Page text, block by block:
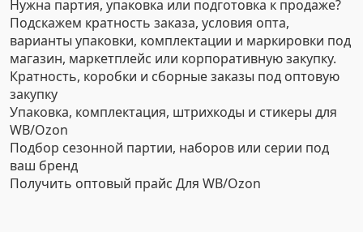
Нужна партия, упаковка или подготовка к продаже?
Подскажем кратность заказа, условия опта,
варианты упаковки, комплектации и маркировки под
магазин, маркетплейс или корпоративную закупку.
Кратность, коробки и сборные заказы под оптовую
закупку
Упаковка, комплектация, штрихкоды и стикеры для
WB/Ozon
Подбор сезонной партии, наборов или серии под
ваш бренд
Получить оптовый прайс Для WB/Ozon